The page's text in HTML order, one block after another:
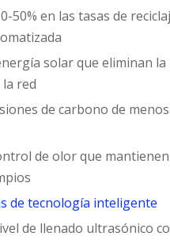
50% en las tasas de
solar que eliminan la
red
de carbono de
de olor que
de tecnología inteligente
de llenado ultrasónico